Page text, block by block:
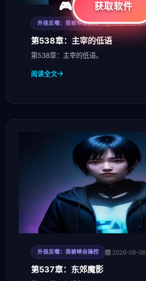
外挂反噬：我被峡谷操控 2026-08-06
第538章：主宰的低语
第538章：主宰的低语。
阅读全文
外挂反噬：我被峡谷操控 2026-08-06
第537章：东郊魔影
获取软件